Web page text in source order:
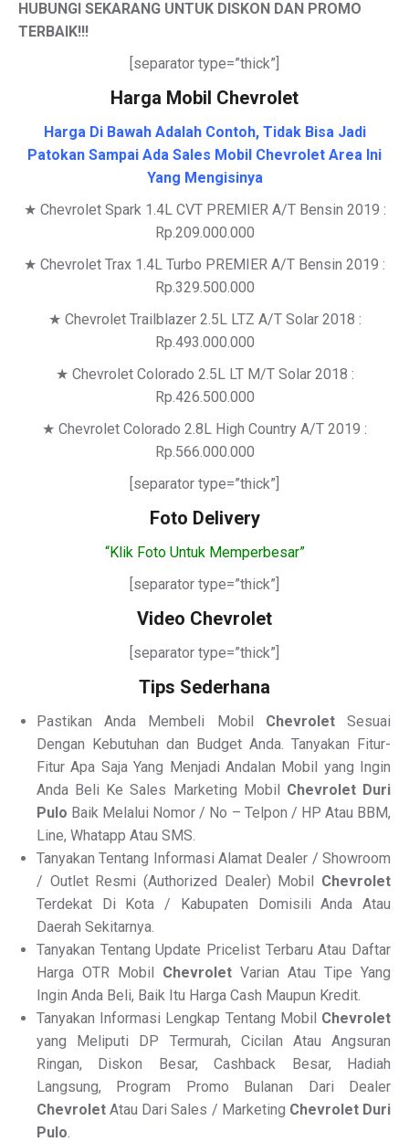
HUBUNGI SEKARANG UNTUK DISKON DAN PROMO
TERBAIK!!!
[separator type=”thick”]
Harga Mobil Chevrolet
Harga Di Bawah Adalah Contoh, Tidak Bisa Jadi
Patokan Sampai Ada Sales Mobil Chevrolet Area Ini
Yang Mengisinya
★ Chevrolet Spark 1.4L CVT PREMIER A/T Bensin 2019 :
Rp.209.000.000
★ Chevrolet Trax 1.4L Turbo PREMIER A/T Bensin 2019 :
Rp.329.500.000
★ Chevrolet Trailblazer 2.5L LTZ A/T Solar 2018 :
Rp.493.000.000
★ Chevrolet Colorado 2.5L LT M/T Solar 2018 :
Rp.426.500.000
★ Chevrolet Colorado 2.8L High Country A/T 2019 :
Rp.566.000.000
[separator type=”thick”]
Foto Delivery
“Klik Foto Untuk Memperbesar”
[separator type=”thick”]
Video Chevrolet
[separator type=”thick”]
Tips Sederhana
Pastikan Anda Membeli Mobil ChevroletSesuai
Dengan Kebutuhan dan Budget Anda. Tanyakan Fitur-
Fitur Apa Saja Yang Menjadi Andalan Mobil yang Ingin
Anda Beli Ke Sales Marketing Mobil Chevrolet Duri
Pulo Baik Melalui Nomor / No – Telpon / HP Atau BBM,
Line, Whatapp Atau SMS.
Tanyakan Tentang Informasi Alamat Dealer / Showroom
/ Outlet Resmi (Authorized Dealer) Mobil Chevrolet
Terdekat Di Kota / Kabupaten Domisili Anda Atau
Daerah Sekitarnya.
Tanyakan Tentang Update Pricelist Terbaru Atau Daftar
Harga OTR Mobil Chevrolet Varian Atau Tipe Yang
Ingin Anda Beli, Baik Itu Harga Cash Maupun Kredit.
Tanyakan Informasi Lengkap Tentang Mobil Chevrolet
yang Meliputi DP Termurah, Cicilan Atau Angsuran
Ringan, Diskon Besar, Cashback Besar, Hadiah
Langsung, Program Promo Bulanan Dari Dealer
Chevrolet Atau Dari Sales / Marketing Chevrolet Duri
Pulo.